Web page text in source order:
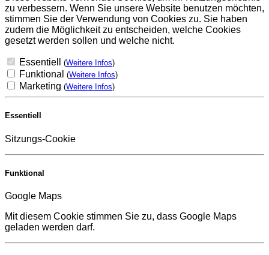
zu verbessern. Wenn Sie unsere Website benutzen möchten,
stimmen Sie der Verwendung von Cookies zu. Sie haben
zudem die Möglichkeit zu entscheiden, welche Cookies
gesetzt werden sollen und welche nicht.
Essentiell (Weitere Infos)
Funktional (Weitere Infos)
Marketing (Weitere Infos)
Essentiell
Sitzungs-Cookie
Funktional
Google Maps
Mit diesem Cookie stimmen Sie zu, dass Google Maps
geladen werden darf.